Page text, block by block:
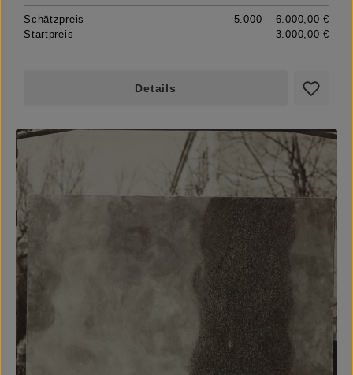
Schätzpreis
5.000 – 6.000,00 €
Startpreis
3.000,00 €
Details